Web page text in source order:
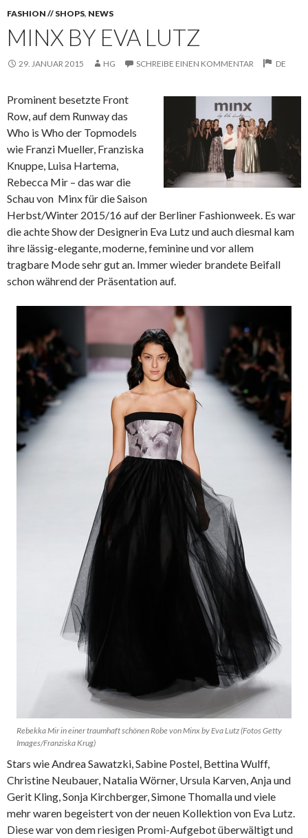
FASHION // SHOPS, NEWS
MINX BY EVA LUTZ
29. JANUAR 2015 HG SCHREIBE EINEN KOMMENTAR DE
Prominent besetzte Front
Row, auf dem Runway das
Who is Who der Topmodels
wie Franzi Mueller, Franziska
Knuppe, Luisa Hartema,
Rebecca Mir – das war die
Schau von Minx für die Saison
Herbst/Winter 2015/16 auf der Berliner Fashionweek. Es war
die achte Show der Designerin Eva Lutzund auch diesmal kam
ihre lässig-elegante, moderne, feminine und vor allem
tragbare Mode sehr gut an. Immer wieder brandete Beifall
schon während der Präsentation auf.
Rebekka Mir in einer traumhaft schönen Robe von Minx by Eva Lutz (Fotos Getty
Images/Franziska Krug)
Stars wie Andrea Sawatzki, Sabine Postel, Bettina Wulff,
Christine Neubauer, Natalia Wörner, Ursula Karven, Anja und
Gerit Kling, Sonja Kirchberger, Simone Thomalla und viele
mehr waren begeistert von der neuen Kollektion von Eva Lutz.
Diese war von dem riesigen Promi-Aufgebot überwältigt und